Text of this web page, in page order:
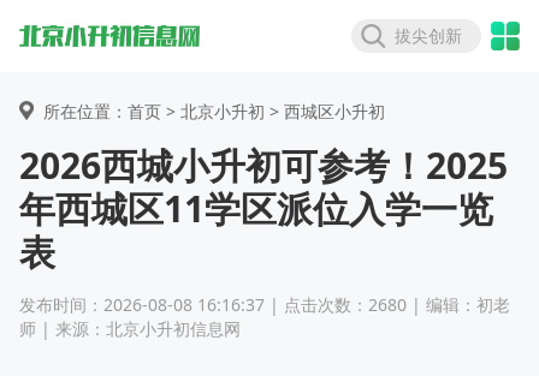
拔尖创新
所在位置：首页 > 北京小升初 > 西城区小升初
2026西城小升初可参考！2025
年西城区11学区派位入学一览
表
发布时间：2026-08-08 16:16:37 | 点击次数：2680 | 编辑：初老
师 | 来源：北京小升初信息网